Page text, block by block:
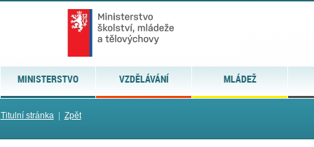
MINISTERSTVO VZDĚLÁVÁNÍ MLÁDEŽ
Titulní stránka| Zpět